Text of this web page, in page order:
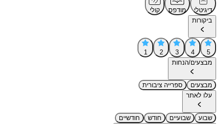
דיגיטלי מודפס
קולי
ביקורות
5
4
3
2
1
מבצעים/הנחות
מבצעים
ספרייה ציבורית
עלו לאתר
שבוע שבועיים חודש
חודשיים